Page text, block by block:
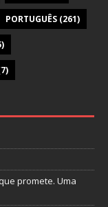
PORTUGUÊS (261)
promete. Uma